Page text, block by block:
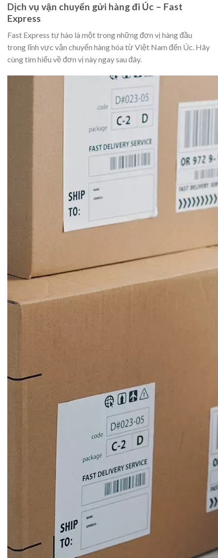
Dịch vụ vận chuyển gửi hàng đi Úc – Fast
Express
Fast Express tự hào là một trong những đơn vị hàng đầu
trong lĩnh vực vận chuyển hàng hóa từ Việt Nam đến Úc. Hãy
cùng tìm hiểu về đơn vị này ngay sau đây.